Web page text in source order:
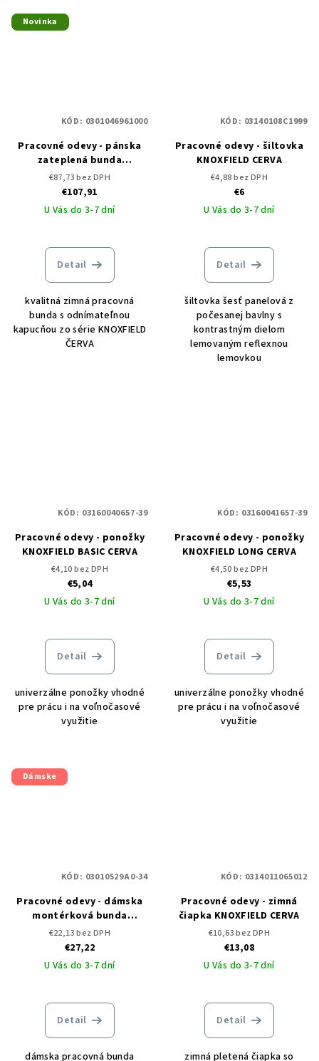
Novinka
Pracovné odevy - pánska
zateplená bunda
KNOXFIELD RYO WINTER
ČERVA
€87,73 bez DPH
€107,91
U Vás do 3-7 dní
Detail
kvalitná zimná pracovná
bunda s odnímateľnou
kapucňou zo série KNOXFIELD
ČERVA
KÓD: 0301046961000
Pracovné odevy - šiltovka
KNOXFIELD CERVA
€4,88 bez DPH
€6
U Vás do 3-7 dní
Detail
šiltovka šesť panelová z
počesanej bavlny s
kontrastným dielom
lemovaným reflexnou
lemovkou
KÓD: 03140108C1999
Pracovné odevy - ponožky
KNOXFIELD BASIC CERVA
€4,10 bez DPH
€5,04
U Vás do 3-7 dní
Detail
univerzálne ponožky vhodné
pre prácu i na voľnočasové
využitie
KÓD: 03160040657-39
Pracovné odevy - ponožky
KNOXFIELD LONG CERVA
€4,50 bez DPH
€5,53
U Vás do 3-7 dní
Detail
univerzálne ponožky vhodné
pre prácu i na voľnočasové
využitie
KÓD: 03160041657-39
Dámske
Pracovné odevy - dámska
montérková bunda
KNOXFIELD LADY CERVA -
DOPREDAJ
€22,13 bez DPH
€27,22
U Vás do 3-7 dní
Detail
dámska pracovná bunda
KÓD: 03010529A0-34
Pracovné odevy - zimná
čiapka KNOXFIELD CERVA
€10,63 bez DPH
€13,08
U Vás do 3-7 dní
Detail
zimná pletená čiapka so
KÓD: 0314011065012